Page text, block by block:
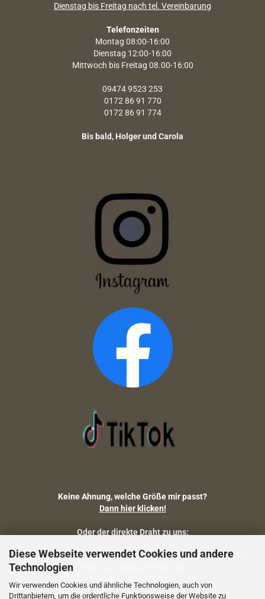
Diese Webseite verwendet Cookies und andere
Technologien
Wir verwenden Cookies und ähnliche Technologien, auch von
Drittanbietern, um die ordentliche Funktionsweise der Website zu
Dienstag bis Freitag nach tel. Vereinbarung
Telefonzeiten
Montag 08:00-16:00
Dienstag 12:00-16:00
Mittwoch bis Freitag 08.00-16:00
09474 9523 253
0172 86 91 770
0172 86 91 774
Bis bald, Holger und Carola
Keine Ahnung, welche Größe mir passt?
Dann hier klicken!
Oder der direkte Draht zu uns:
Fragen zu Artikelmaßen, Warenbestand, Lieferstatus, Versand?
Telefon: 09474-9523253